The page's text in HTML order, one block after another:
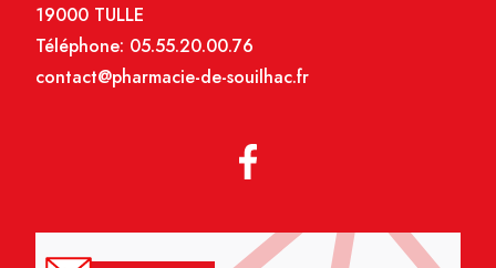
19000 TULLE
Téléphone: 05.55.20.00.76
contact@pharmacie-de-souilhac.fr